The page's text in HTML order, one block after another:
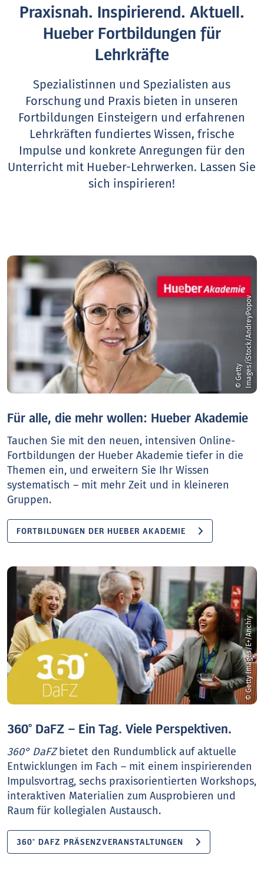
Praxisnah. Inspirierend. Aktuell.
Hueber Fortbildungen für
Lehrkräfte
Spezialistinnen und Spezialisten aus
Forschung und Praxis bieten in unseren
Fortbildungen Einsteigern und erfahrenen
Lehrkräften fundiertes Wissen, frische
Impulse und konkrete Anregungen für den
Unterricht mit Hueber-Lehrwerken. Lassen Sie
sich inspirieren!
©
G
e
t
t
y
I
m
a
g
e
s
/
i
S
t
o
c
k
/
A
n
d
r
e
y
P
o
p
ov
Für alle, die mehr wollen: Hueber Akademie
Tauchen Sie mit den neuen, intensiven Online-
Fortbildungen der Hueber Akademie tiefer in die
Themen ein, und erweitern Sie Ihr Wissen
systematisch – mit mehr Zeit und in kleineren
Gruppen.
FORTBILDUNGEN DER HUEBER AKADEMIE
© Getty Images/E+/Anchiy
360° DaFZ – Ein Tag. Viele Perspektiven.
360° DaFZbietet den Rundumblick auf aktuelle
Entwicklungen im Fach – mit einem inspirierenden
Impulsvortrag, sechs praxisorientierten Workshops,
interaktiven Materialien zum Ausprobieren und
Raum für kollegialen Austausch.
360° DAFZ PRÄSENZVERANSTALTUNGEN